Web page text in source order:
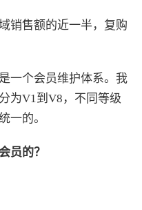
销售额的近一半，复购
一个会员维护体系。我
为V1到V8，不同等级
一的。
员的？